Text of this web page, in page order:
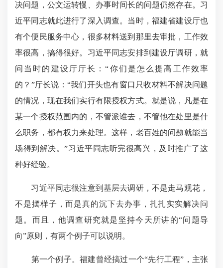
决问题，公文运转慢、办事时间长的问题仍然存在。习
近平同志就此进行了深入调查。当时，福建省建设厅也
有个便民服务中心，很多材料送到那里去审批，工作效
率很高，搞得很好。习近平同志安排到建设厅调研，就
问当时的建设厅厅长：“你们是怎么提高工作效率
的？”厅长说：“我们开头也有窗口只收材料不解决问题
的情况，现在我们实行有限授权方式。就是说，凡是在
某一个授权范围内的，不管派谁去，不管他在处里是什
么职务，都有权力来处理。这样，老百姓的问题就能当
场得到解决。”习近平同志听完很高兴，及时推广了这
种好经验。
习近平同志很注意到基层去调研，不是走马观花，
不是摆样子，而是真的沉下去办事，扎扎实实解决问
题。而且，他调查研究就是坚持今天所讲的“问题导
向”原则，有两个例子可以说明。
第一个例子。福建曾经搞过一个“先行工程”，主张